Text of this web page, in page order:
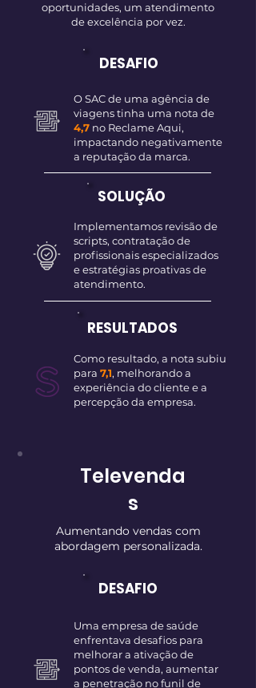
oportunidades, um atendimento
de excelência por vez.
DESAFIO
O SAC de uma agência de
viagens tinha uma nota de
4,7 no Reclame Aqui,
impactando negativamente
a reputação da marca.
SOLUÇÃO
Implementamos revisão de
scripts, contratação de
profissionais especializados
e estratégias proativas de
atendimento.
RESULTADOS
Como resultado, a nota subiu
para 7,1, melhorando a
experiência do cliente e a
percepção da empresa.
Televenda
s
Aumentando vendas com
abordagem personalizada.
DESAFIO
Uma empresa de saúde
enfrentava desafios para
melhorar a ativação de
pontos de venda, aumentar
a penetração no funil de